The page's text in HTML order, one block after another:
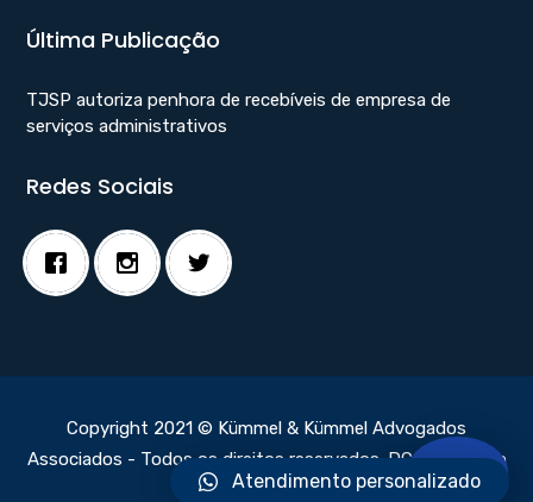
Última Publicação
TJSP autoriza penhora de recebíveis de empresa de
serviços administrativos
Redes Sociais
Copyright 2021 © Kümmel & Kümmel Advogados
Associados - Todos os direitos reservados.DC Webdesign
Atendimento personalizado